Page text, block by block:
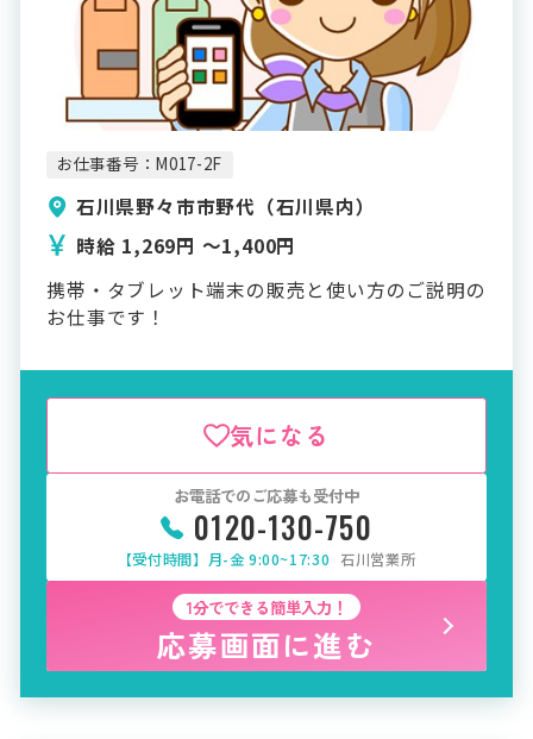
お仕事番号：M017-2F
石川県野々市市野代（石川県内）
時給 1,269円 〜1,400円
携帯・タブレット端末の販売と使い方のご説明の
お仕事です！
気になる
お電話でのご応募も受付中
0120-130-750
【受付時間】月-金 9:00~17:30 石川営業所
1分でできる簡単入力！
応募画面に進む